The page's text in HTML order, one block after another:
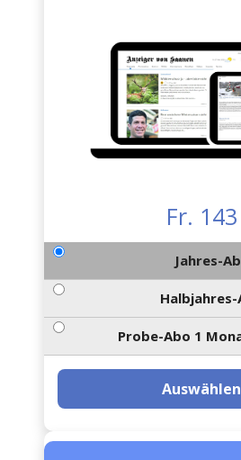
Fr. 143
Jahres-
Halbjahres-
Probe-Abo 1
Auswählen